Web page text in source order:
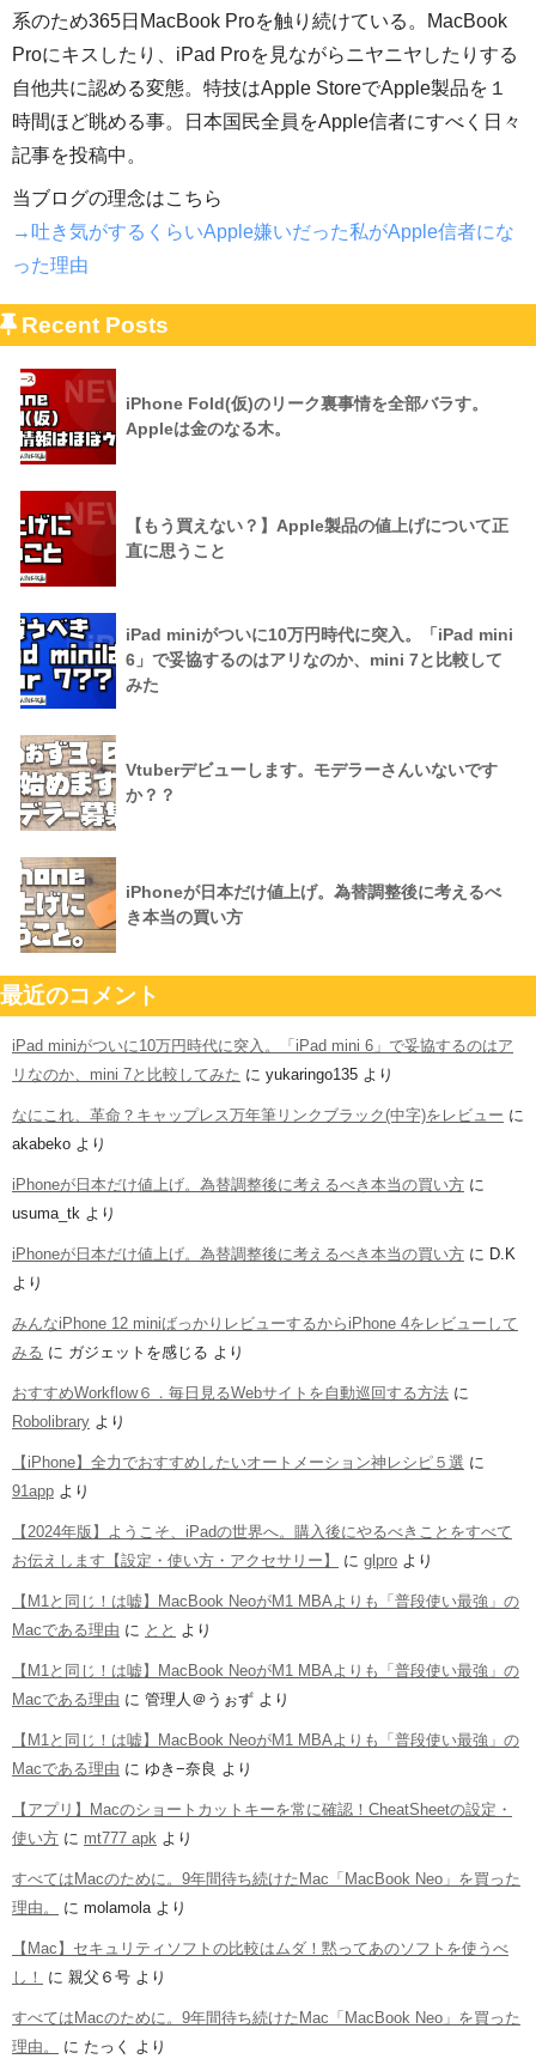
系のため365日MacBook Proを触り続けている。MacBook
Proにキスしたり、iPad Proを見ながらニヤニヤしたりする
自他共に認める変態。特技はApple StoreでApple製品を１
時間ほど眺める事。日本国民全員をApple信者にすべく日々
記事を投稿中。
当ブログの理念はこちら
→吐き気がするくらいApple嫌いだった私がApple信者にな
った理由
Recent Posts
iPhone Fold(仮)のリーク裏事情を全部バラす。
Appleは金のなる木。
【もう買えない？】Apple製品の値上げについて正
直に思うこと
iPad miniがついに10万円時代に突入。「iPad mini
6」で妥協するのはアリなのか、mini 7と比較して
みた
Vtuberデビューします。モデラーさんいないです
か？？
iPhoneが日本だけ値上げ。為替調整後に考えるべ
き本当の買い方
最近のコメント
iPad miniがついに10万円時代に突入。「iPad mini 6」で妥協するのはア
リなのか、mini 7と比較してみた に yukaringo135 より
なにこれ、革命？キャップレス万年筆リンクブラック(中字)をレビュー に
akabeko より
iPhoneが日本だけ値上げ。為替調整後に考えるべき本当の買い方 に
usuma_tk より
iPhoneが日本だけ値上げ。為替調整後に考えるべき本当の買い方 に D.K
より
みんなiPhone 12 miniばっかりレビューするからiPhone 4をレビューして
みる に ガジェットを感じる より
おすすめWorkflow６．毎日見るWebサイトを自動巡回する方法 に
Robolibrary より
【iPhone】全力でおすすめしたいオートメーション神レシピ５選 に
91app より
【2024年版】ようこそ、iPadの世界へ。購入後にやるべきことをすべて
お伝えします【設定・使い方・アクセサリー】
に glpro より
【M1と同じ！は嘘】MacBook NeoがM1 MBAよりも「普段使い最強」の
Macである理由 に とと より
【M1と同じ！は嘘】MacBook NeoがM1 MBAよりも「普段使い最強」の
Macである理由 に 管理人＠うぉず より
【M1と同じ！は嘘】MacBook NeoがM1 MBAよりも「普段使い最強」の
Macである理由 に ゆき−奈良 より
【アプリ】Macのショートカットキーを常に確認！CheatSheetの設定・
使い方 に mt777 apk より
すべてはMacのために。9年間待ち続けたMac「MacBook Neo」を買った
理由。
に molamola より
【Mac】セキュリティソフトの比較はムダ！黙ってあのソフトを使うべ
し！
に 親父６号 より
すべてはMacのために。9年間待ち続けたMac「MacBook Neo」を買った
理由。
に たっく より